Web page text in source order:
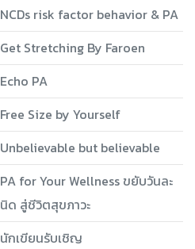
NCDs risk factor behavior & PA
Get Stretching By Faroen
Echo PA
Free Size by Yourself
Unbelievable but believable
PA for Your Wellness ขยับวันละ
นิด สู่ชีวิตสุขภาวะ
นักเขียนรับเชิญ